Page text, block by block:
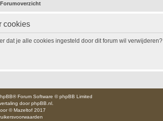
Forumoverzicht
cookies
dat je alle cookies ingesteld door dit forum wil verwijderen?
® Forum Software © phpBB Limited
doorphpBB.nl
©Mazeltof 2017